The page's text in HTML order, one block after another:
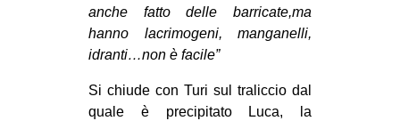
GENERI
MIGRAZIONI
REPRESSIONE
anche fatto delle barricate,ma
hanno lacrimogeni, manganelli,
idranti…non è facile”
Si chiude con Turi sul traliccio dal
quale è precipitato Luca, la